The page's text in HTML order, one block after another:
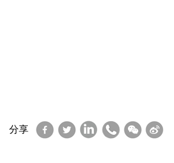
分享 Facebook
TwitterLinkedInWhatsApp
WeChat